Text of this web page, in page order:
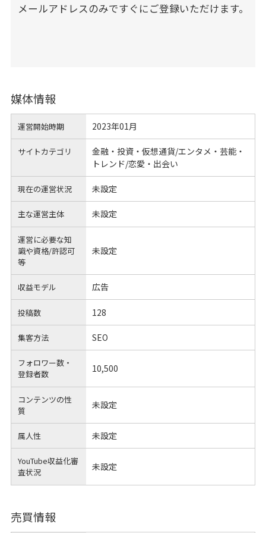
メールアドレスのみですぐにご登録いただけます。
媒体情報
運営開始時期 2023年01月
サイトカテゴリ
金融・投資・仮想通貨/エンタメ・芸能・
トレンド/恋愛・出会い
現在の運営状況 未設定
主な運営主体 未設定
運営に必要な知
識や資格/許認可
等
未設定
収益モデル 広告
投稿数 128
集客方法 SEO
フォロワー数・
登録者数
10,500
コンテンツの性
質
未設定
属人性 未設定
YouTube収益化審
査状況
未設定
売買情報